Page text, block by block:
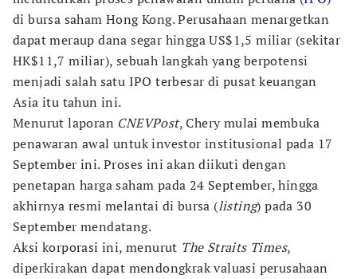
di bursa saham Hong Kong. Perusahaan menargetkan
dapat meraup dana segar hingga US$1,5 miliar (sekitar
HK$11,7 miliar), sebuah langkah yang berpotensi
menjadi salah satu IPO terbesar di pusat keuangan
Asia itu tahun ini.
Menurut laporan CNEVPost, Chery mulai membuka
penawaran awal untuk investor institusional pada 17
September ini. Proses ini akan diikuti dengan
penetapan harga saham pada 24 September, hingga
akhirnya resmi melantai di bursa (listing) pada 30
September mendatang.
Aksi korporasi ini, menurut The Straits Times,
diperkirakan dapat mendongkrak valuasi perusahaan